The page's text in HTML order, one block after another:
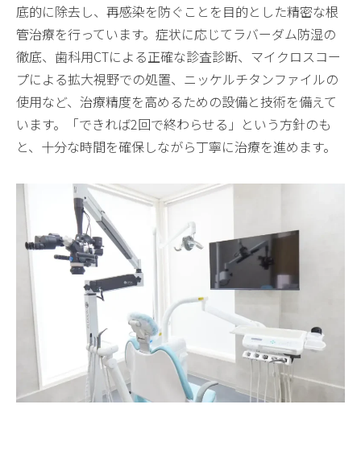
底的に除去し、再感染を防ぐことを目的とした精密な根
管治療を行っています。症状に応じてラバーダム防湿の
徹底、歯科用CTによる正確な診査診断、マイクロスコー
プによる拡大視野での処置、ニッケルチタンファイルの
使用など、治療精度を高めるための設備と技術を備えて
います。「できれば2回で終わらせる」という方針のも
と、十分な時間を確保しながら丁寧に治療を進めます。